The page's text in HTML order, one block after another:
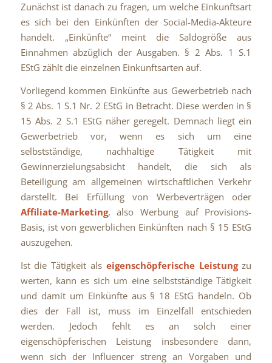
Zunächst ist danach zu fragen, um welche Einkunftsart
es sich bei den Einkünften der Social-Media-Akteure
handelt. „Einkünfte“ meint die Saldogröße aus
Einnahmen abzüglich der Ausgaben. § 2 Abs. 1 S.1
EStG zählt die einzelnen Einkunftsarten auf.
Vorliegend kommen Einkünfte aus Gewerbetrieb nach
§ 2 Abs. 1 S.1 Nr. 2 EStG in Betracht. Diese werden in §
15 Abs. 2 S.1 EStG näher geregelt. Demnach liegt ein
Gewerbetrieb vor, wenn es sich um eine
selbstständige, nachhaltige Tätigkeit mit
Gewinnerzielungsabsicht handelt, die sich als
Beteiligung am allgemeinen wirtschaftlichen Verkehr
darstellt. Bei Erfüllung von Werbeverträgen oder
Affiliate-Marketing, also Werbung auf Provisions-
Basis, ist von gewerblichen Einkünften nach § 15 EStG
auszugehen.
Ist die Tätigkeit als eigenschöpferische Leistungzu
werten, kann es sich um eine selbstständige Tätigkeit
und damit um Einkünfte aus § 18 EStG handeln. Ob
dies der Fall ist, muss im Einzelfall entschieden
werden. Jedoch fehlt es an solch einer
eigenschöpferischen Leistung insbesondere dann,
wenn sich der Influencer streng an Vorgaben und